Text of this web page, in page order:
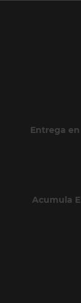
Entrega
Acumula